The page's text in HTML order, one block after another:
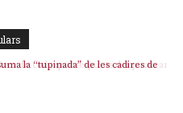
la “tupinada” de les cadires de
de cada quatre punts del pacte amb